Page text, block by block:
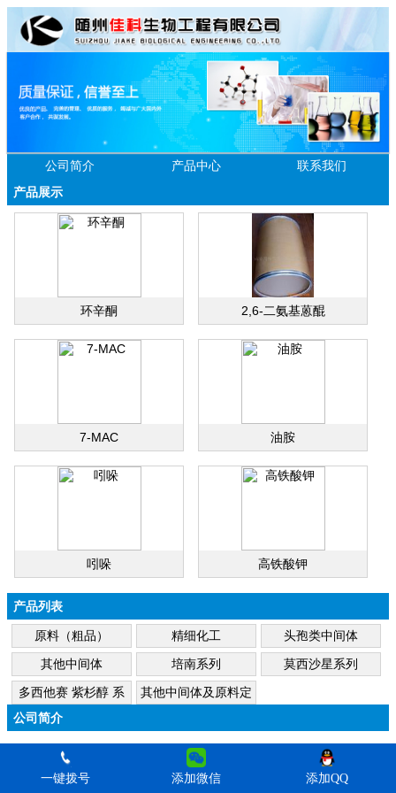
公司简介 产品中心
联系我们
产品展示
环辛酮 2,6-二氨基蒽醌
7-MAC 油胺
吲哚 高铁酸钾
产品列表
原料（粗品） 精细化工
头孢类中间体
其他中间体
培南系列
莫西沙星系列
多西他赛 紫杉醇 系
其他中间体及原料定
公司简介
一键拨号 添加微信 添加QQ